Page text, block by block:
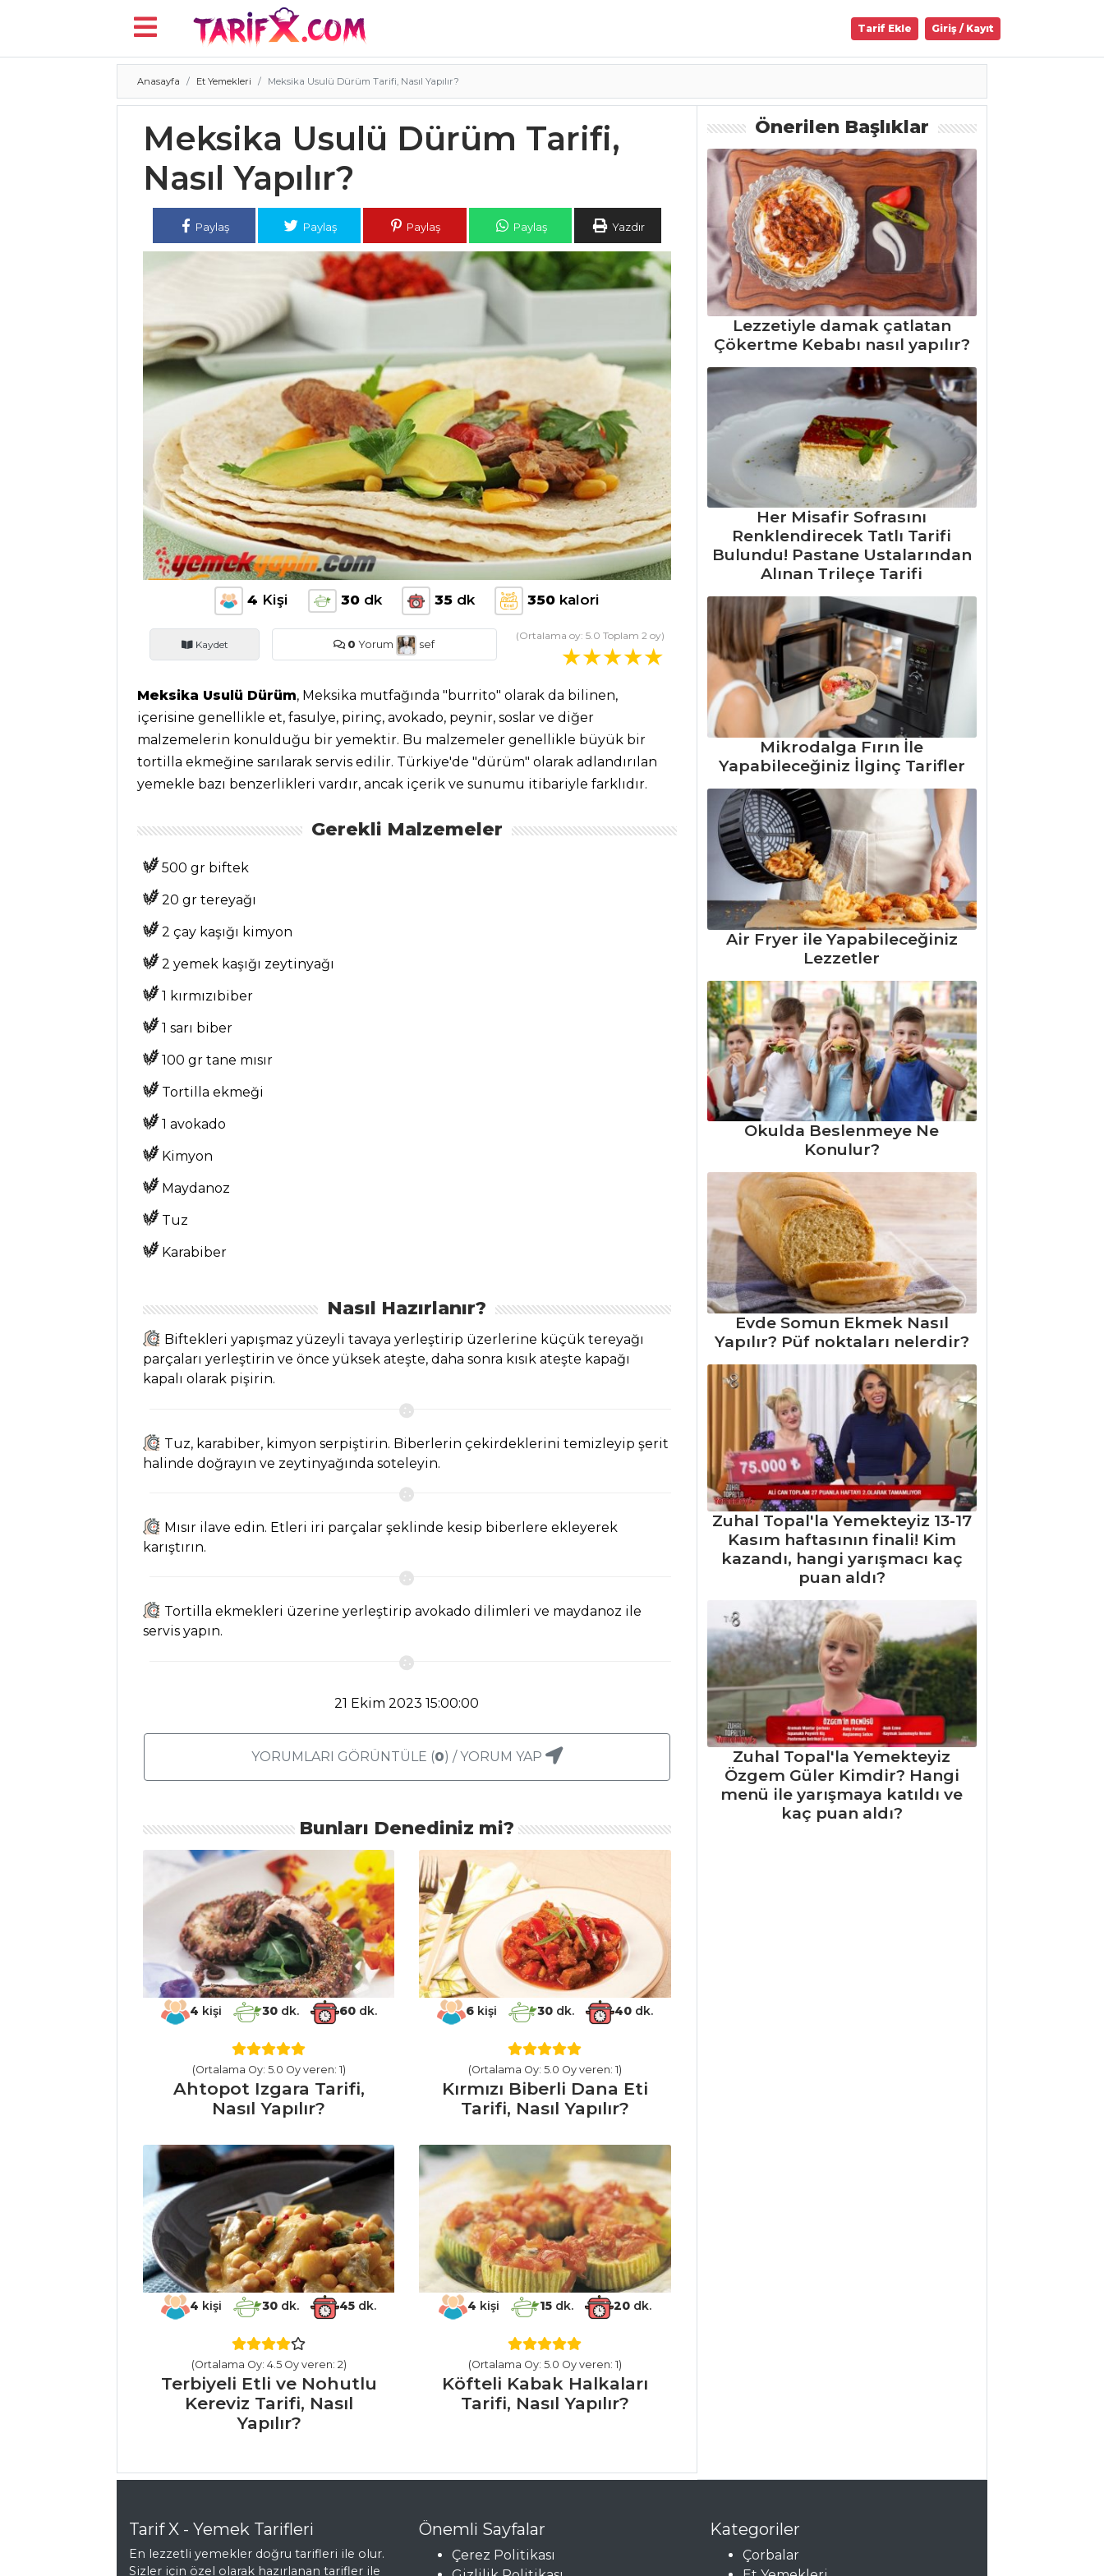
Kategoriler
MASTERCHEF
Tarifi, Nasıl Yapılır?
Mevlevi Pilavı
(Hassaten Lokma
SALATALAR
Sarımsak Soslu
Turp Tarifi, Nasıl
Cevizli Patlıcan
Salatası Tarifi, Nasıl
Zeytinyağlı Ege
Otları Tarifi, Nasıl
Çorbası Tarifi, Nasıl
Mahluta Çorbası
Güveç Tarifi, Nasıl
Fıstıklı Lorlu Dana
Kızartılmış Limonlu
Barbunyalı Rulo
Börek Tarifi, Nasıl
Tarif Ekle Giriş / Kayıt
Anasayfa Et Yemekleri Meksika Usulü Dürüm Tarifi, Nasıl Yapılır?
Meksika Usulü Dürüm Tarifi,
Nasıl Yapılır?
Paylaş Paylaş Paylaş Paylaş Yazdır
4 Kişi 30dk 35dk 350kalori
Kaydet 0 Yorum sef
(Ortalama oy: 5.0 Toplam 2oy)
Meksika Usulü Dürüm, Meksika mutfağında "burrito" olarak da bilinen,
içerisine genellikle et, fasulye, pirinç, avokado, peynir, soslar ve diğer
malzemelerin konulduğu bir yemektir. Bu malzemeler genellikle büyük bir
tortilla ekmeğine sarılarak servis edilir. Türkiye'de "dürüm" olarak adlandırılan
yemekle bazı benzerlikleri vardır, ancak içerik ve sunumu itibariyle farklıdır.
Gerekli Malzemeler
500 gr biftek
20 gr tereyağı
2 çay kaşığı kimyon
2 yemek kaşığı zeytinyağı
1 kırmızıbiber
1 sarı biber
100 gr tane mısır
Tortilla ekmeği
1 avokado
Kimyon
Maydanoz
Tuz
Karabiber
Nasıl Hazırlanır?
Biftekleri yapışmaz yüzeyli tavaya yerleştirip üzerlerine küçük tereyağı
parçaları yerleştirin ve önce yüksek ateşte, daha sonra kısık ateşte kapağı
kapalı olarak pişirin.
Tuz, karabiber, kimyon serpiştirin. Biberlerin çekirdeklerini temizleyip şerit
halinde doğrayın ve zeytinyağında soteleyin.
Mısır ilave edin. Etleri iri parçalar şeklinde kesip biberlere ekleyerek
karıştırın.
Tortilla ekmekleri üzerine yerleştirip avokado dilimleri ve maydanoz ile
servis yapın.
21 Ekim 2023 15:00:00
YORUMLARI GÖRÜNTÜLE (0) / YORUM YAP
Bunları Denediniz mi?
4 kişi 30dk. 60dk.
(Ortalama Oy: 5.0 Oy veren: 1)
Ahtopot Izgara Tarifi,
Nasıl Yapılır?
6kişi 30dk. 40dk.
(Ortalama Oy: 5.0 Oy veren: 1)
Kırmızı Biberli Dana Eti
Tarifi, Nasıl Yapılır?
4 kişi 30 dk. 45 dk.
(Ortalama Oy: 4.5 Oy veren: 2)
Terbiyeli Etli ve Nohutlu
Kereviz Tarifi, Nasıl
Yapılır?
4 kişi 15dk. 20dk.
(Ortalama Oy: 5.0 Oy veren: 1)
Köfteli Kabak Halkaları
Tarifi, Nasıl Yapılır?
Önerilen Başlıklar
Lezzetiyle damak çatlatan
Çökertme Kebabı nasıl yapılır?
Her Misafir Sofrasını
Renklendirecek Tatlı Tarifi
Bulundu! Pastane Ustalarından
Alınan Trileçe Tarifi
Mikrodalga Fırın İle
Yapabileceğiniz İlginç Tarifler
Air Fryer ile Yapabileceğiniz
Lezzetler
Okulda Beslenmeye Ne
Konulur?
Evde Somun Ekmek Nasıl
Yapılır? Püf noktaları nelerdir?
Zuhal Topal'la Yemekteyiz 13-17
Kasım haftasının finali! Kim
kazandı, hangi yarışmacı kaç
puan aldı?
Zuhal Topal'la Yemekteyiz
Özgem Güler Kimdir? Hangi
menü ile yarışmaya katıldı ve
kaç puan aldı?
Tarif X - Yemek Tarifleri
En lezzetli yemekler doğru tarifleri ile olur.
Sizler için özel olarak hazırlanan tarifler ile
Önemli Sayfalar
Çerez Politikası
Kategoriler
Çorbalar